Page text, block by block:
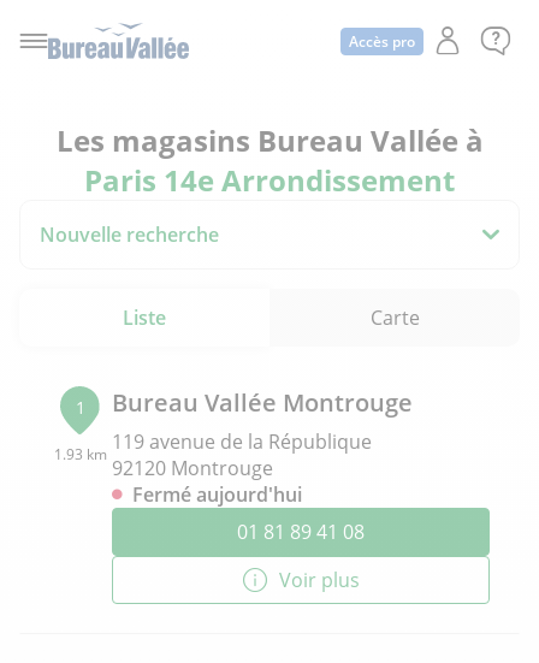
Accès pro
Les magasins Bureau Vallée à
Paris 14e Arrondissement
Nouvelle recherche
Liste Carte
1
1.93 km
Bureau Vallée Montrouge
119 avenue de la République
92120 Montrouge
Fermé aujourd'hui
01 81 89 41 08
Voir plus